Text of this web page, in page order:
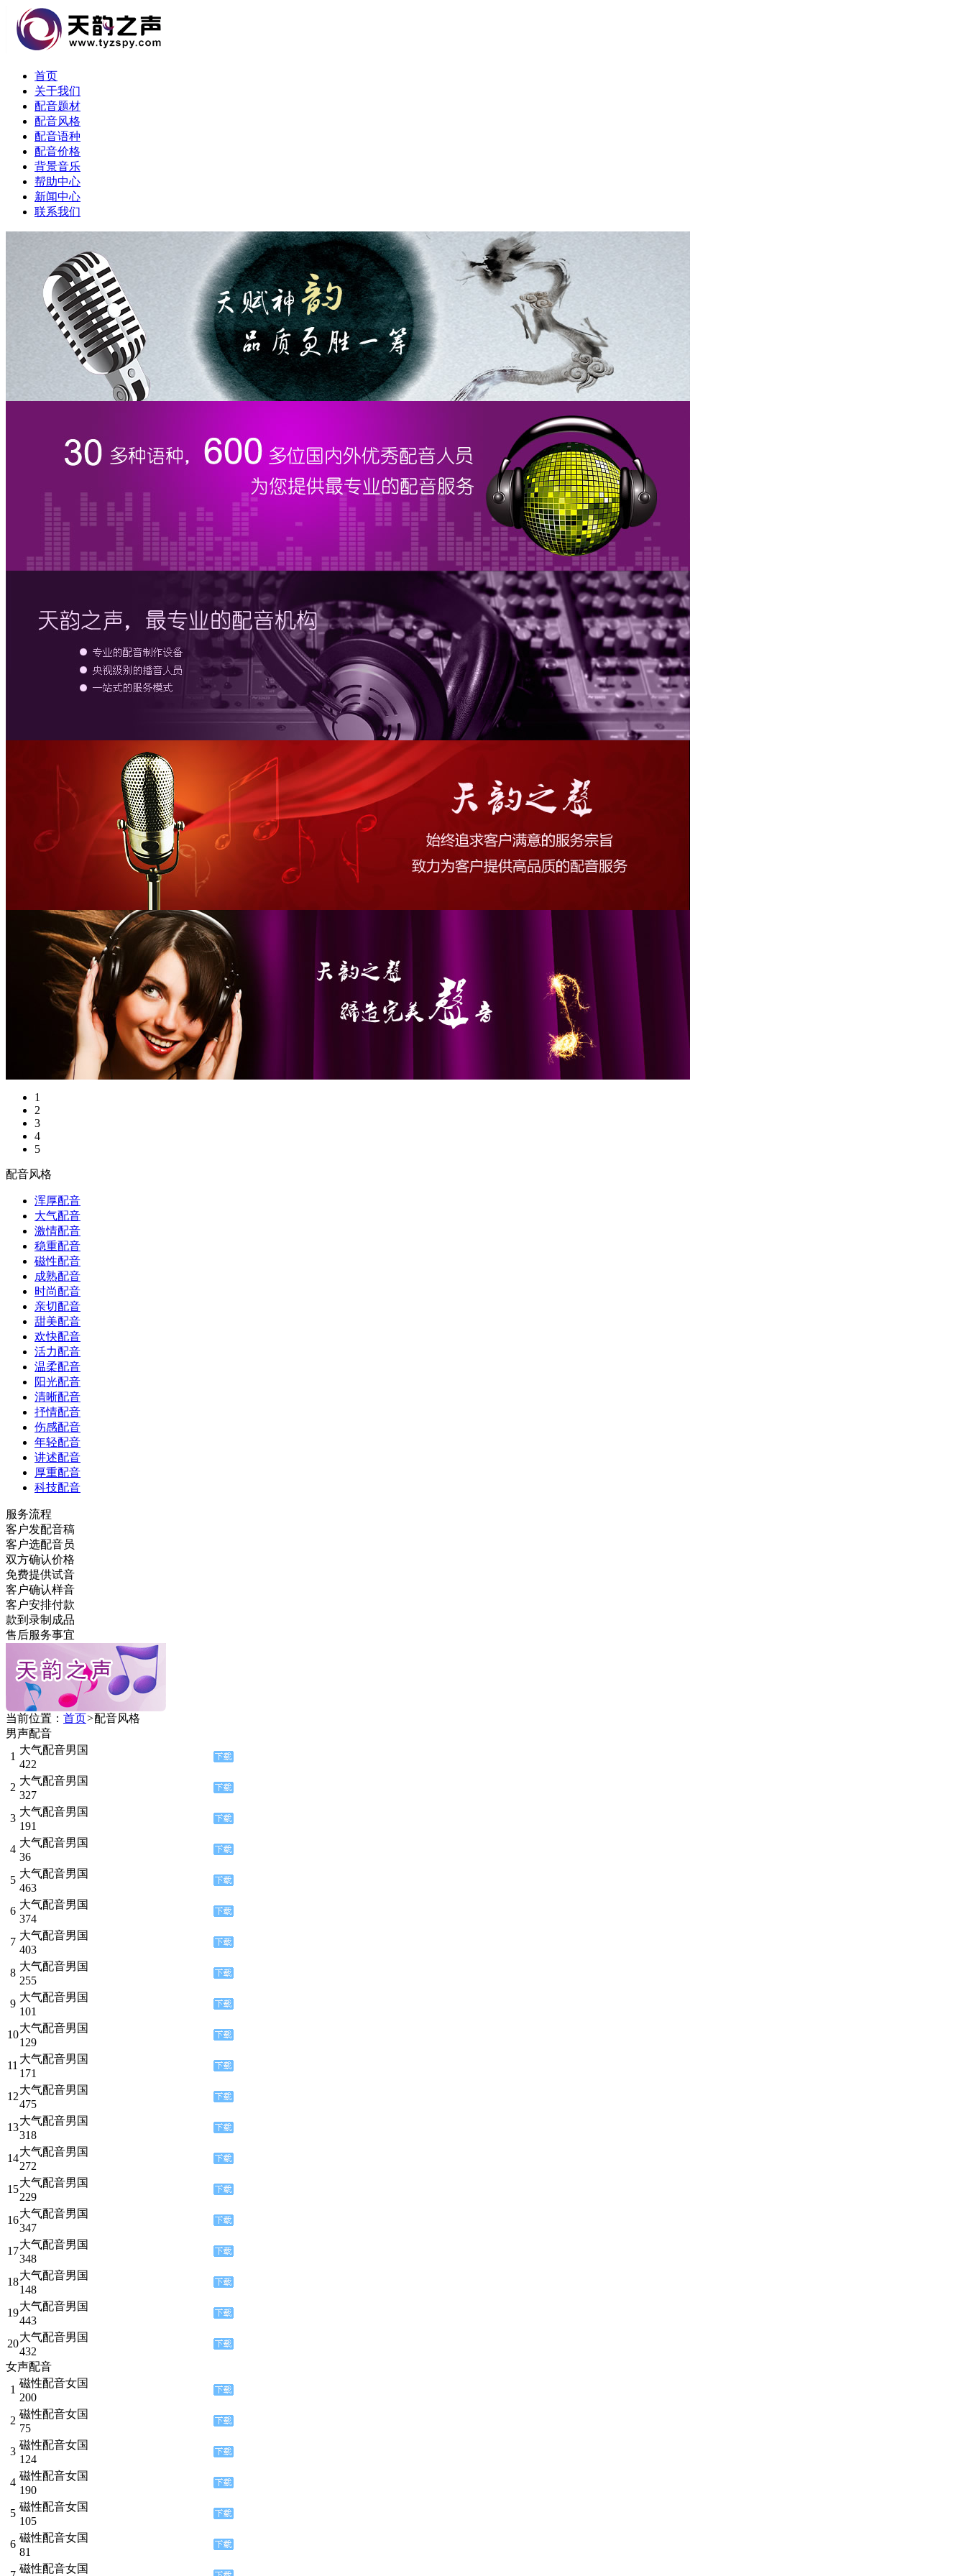
首页
关于我们
配音题材
配音风格
配音语种
配音价格
背景音乐
帮助中心
新闻中心
联系我们
1
2
3
4
5
配音风格
浑厚配音
大气配音
激情配音
稳重配音
磁性配音
成熟配音
时尚配音
亲切配音
甜美配音
欢快配音
活力配音
温柔配音
阳光配音
清晰配音
抒情配音
伤感配音
年轻配音
讲述配音
厚重配音
科技配音
服务流程
客户发配音稿
客户选配音员
双方确认价格
免费提供试音
客户确认样音
客户安排付款
款到录制成品
售后服务事宜
当前位置： 首页>配音风格
男声配音
1
大气配音男国
422
2
大气配音男国
327
3
大气配音男国
191
4
大气配音男国
36
5
大气配音男国
463
6
大气配音男国
374
7
大气配音男国
403
8
大气配音男国
255
9
大气配音男国
101
10
大气配音男国
129
11
大气配音男国
171
12
大气配音男国
475
13
大气配音男国
318
14
大气配音男国
272
15
大气配音男国
229
16
大气配音男国
347
17
大气配音男国
348
18
大气配音男国
148
19
大气配音男国
443
20
大气配音男国
432
女声配音
1
磁性配音女国
200
2
磁性配音女国
75
3
磁性配音女国
124
4
磁性配音女国
190
5
磁性配音女国
105
6
磁性配音女国
81
磁性配音女国